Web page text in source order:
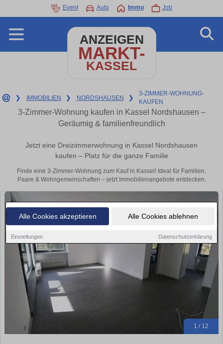
Alle Cookies akzeptieren Alle Cookies ablehnen
Einstellungen Datenschutzerklärung
Event Auto Immo Job
ANZEIGEN
MARKT-
KASSEL
❯ IMMOBILIEN ❯ NORDSHAUSEN ❯
3-ZIMMER-WOHNUNG-
KAUFEN
3-Zimmer-Wohnung kaufen in Kassel Nordshausen –
Geräumig & familienfreundlich
Jetzt eine Dreizimmerwohnung in Kassel Nordshausen
kaufen – Platz für die ganze Familie
Finde eine 3-Zimmer-Wohnung zum Kauf in Kassel! Ideal für Familien,
Paare & Wohngemeinschaften – jetzt Immobilienangebote entdecken.
1 / 12